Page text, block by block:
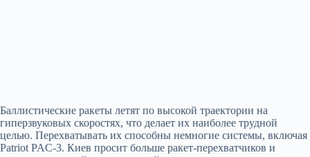
Баллистические ракеты летят по высокой траектории на
гиперзвуковых скоростях, что делает их наиболее трудной
целью. Перехватывать их способны немногие системы, включая
Patriot PAC‑3. Киев просит больше ракет‑перехватчиков и